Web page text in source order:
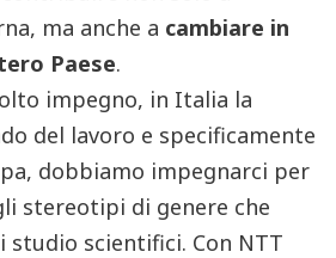
ma anche a cambiare in
Paese.
impegno, in Italia la
del lavoro e specificamente
dobbiamo impegnarci per
stereotipi di genere che
scientifici. Con NTT